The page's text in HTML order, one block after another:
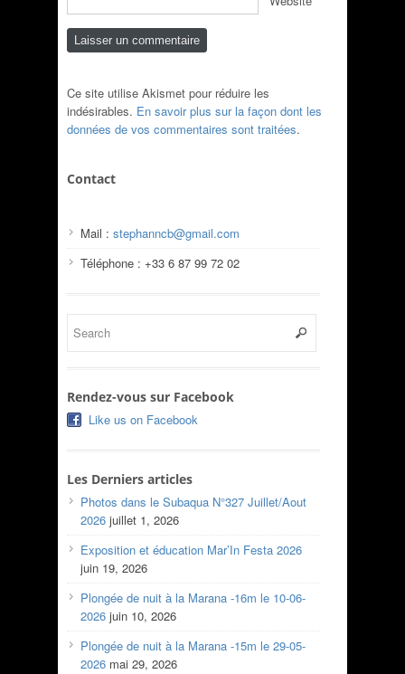
Ce site utilise Akismet pour réduire les
indésirables. En savoir plus sur la façon dont les
données de vos commentaires sont traitées.
Contact
Mail : stephanncb@gmail.com
Téléphone : +33 6 87 99 72 02
Rendez-vous sur Facebook
Like us on Facebook
Les Derniers articles
Photos dans le Subaqua N°327 Juillet/Aout
2026 juillet 1, 2026
Exposition et éducation Mar’In Festa 2026
juin 19, 2026
Plongée de nuit à la Marana -16m le 10-06-
2026 juin 10, 2026
Plongée de nuit à la Marana -15m le 29-05-
2026 mai 29, 2026